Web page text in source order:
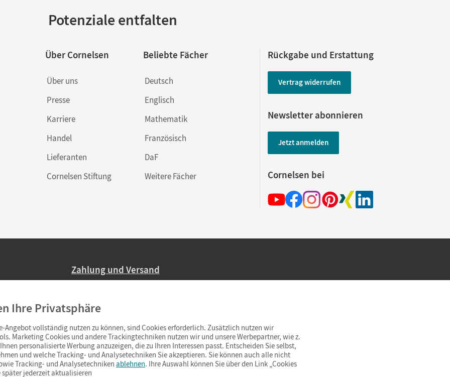
Potenziale entfalten
Über Cornelsen
Über uns
Presse
Karriere
Handel
Lieferanten
Cornelsen Stiftung
Beliebte Fächer
Deutsch
Englisch
Mathematik
Französisch
DaF
Weitere Fächer
Rückgabe und Erstattung
Vertrag widerrufen
Newsletter abonnieren
Jetzt anmelden
Cornelsen bei
Zahlung und Versand
Ab 59,– EUR Bestellwert liefern wir versandkostenfrei innerhalb Deutschlands
(Lieferung in 3–6 Tagen).
Ihre Privatsphäre
Angebot vollständig nutzen zu können, sind Cookies erforderlich. Zusätzlich nutzen wir
Marketing Cookies und andere Trackingtechniken nutzen wir und unsere Werbepartner, wie z.
personalisierte Werbung anzuzeigen, die zu Ihren Interessen passt. Entscheiden Sie selbst,
und welche Tracking- und Analysetechniken Sie akzeptieren. Sie können auch alle nicht
Tracking- und Analysetechniken ablehnen. Ihre Auswahl können Sie über den Link „Cookies
später jederzeit aktualisieren